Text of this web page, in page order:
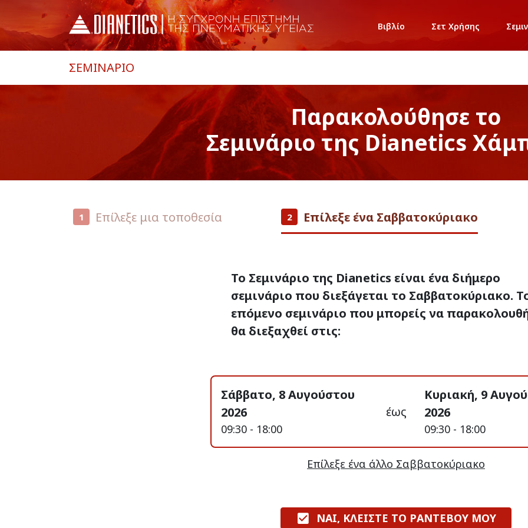
Βιβλίο Σετ Χρήσης
ΣΕΜΙΝΑΡΙΟ
Παρακολούθησε το
Σεμινάριο της Dianetics
1 Επίλεξε μια τοποθεσία 2 Επίλεξε ένα Σαββατοκύριακο
Το Σεμινάριο της Dianetics είναι ένα διήμερο
σεμινάριο που διεξάγεται το Σαββατοκύριακο.
επόμενο σεμινάριο που μπορείς να
θα διεξαχθεί στις:
Σάββατο, 8 Αυγούστου
2026
09:30 - 18:00
έως
Κυριακή, 9
2026
09:30 - 18:00
Επίλεξε ένα άλλο Σαββατοκύριακο
ΝΑΙ, ΚΛΕΙΣΤΕ ΤΟ ΡΑΝΤΕΒΟΥ ΜΟΥ